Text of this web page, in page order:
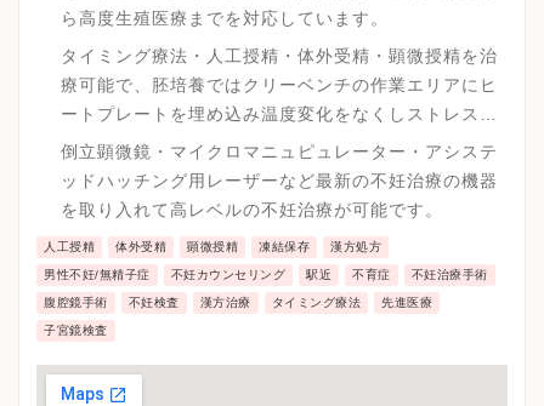
ら高度生殖医療までを対応しています。
タイミング療法・人工授精・体外受精・顕微授精を治
療可能で、胚培養ではクリーベンチの作業エリアにヒ
ートプレートを埋め込み温度変化をなくしストレスが
起こらないような工夫がされています。
倒立顕微鏡・マイクロマニュピュレーター・アシステ
ッドハッチング用レーザーなど最新の不妊治療の機器
を取り入れて高レベルの不妊治療が可能です。
人工授精 体外受精 顕微授精 凍結保存 漢方処方
男性不妊/無精子症 不妊カウンセリング 駅近 不育症 不妊治療手術
腹腔鏡手術 不妊検査 漢方治療 タイミング療法 先進医療
子宮鏡検査